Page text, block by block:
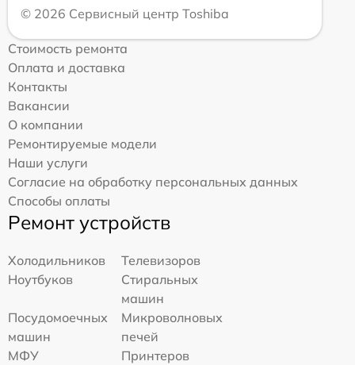
© 2026 Сервисный центр Toshiba
Стоимость ремонта
Оплата и доставка
Контакты
Вакансии
О компании
Ремонтируемые модели
Наши услуги
Согласие на обработку персональных данных
Способы оплаты
Ремонт устройств
Холодильников
Телевизоров
Ноутбуков
Стиральных
машин
Посудомоечных
машин
Микроволновых
печей
МФУ
Принтеров